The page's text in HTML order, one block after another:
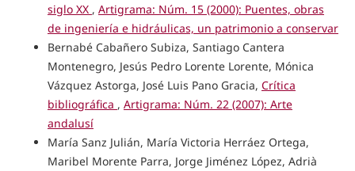
siglo XX , Artigrama: Núm. 15 (2000): Puentes, obras
de ingeniería e hidráulicas, un patrimonio a conservar
Bernabé Cabañero Subiza, Santiago Cantera
Montenegro, Jesús Pedro Lorente Lorente, Mónica
Vázquez Astorga, José Luis Pano Gracia, Crítica
bibliográfica , Artigrama: Núm. 22 (2007): Arte
andalusí
María Sanz Julián, María Victoria Herráez Ortega,
Maribel Morente Parra, Jorge Jiménez López, Adrià